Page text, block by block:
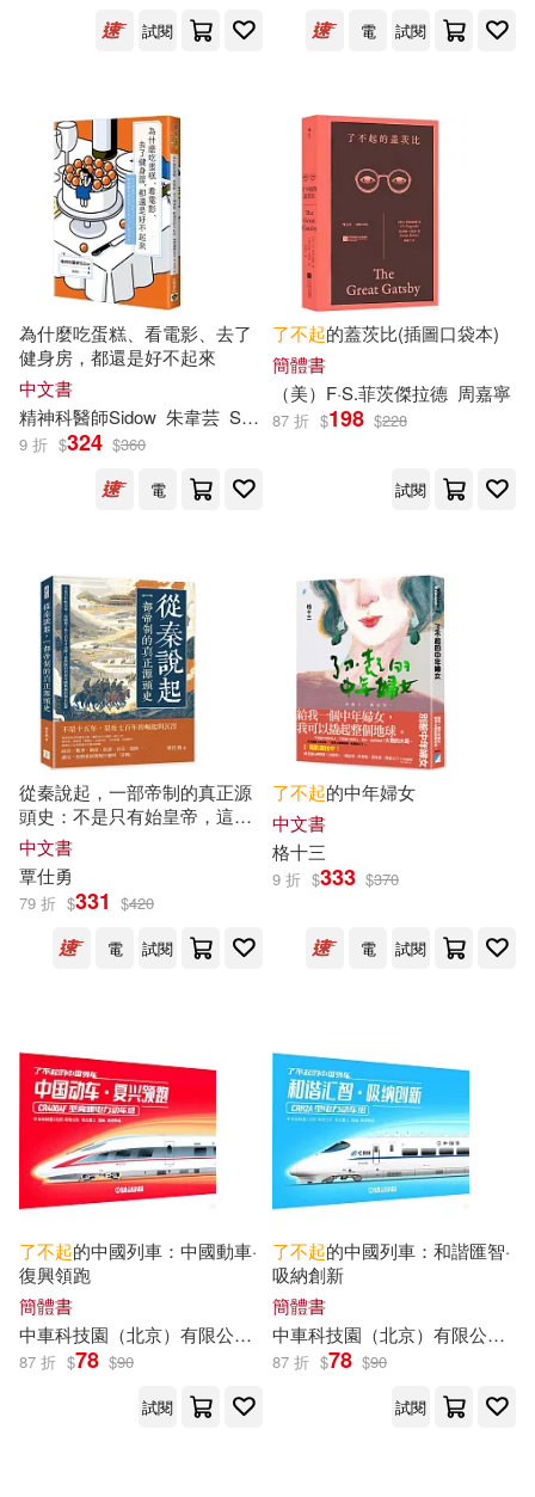
(英)坎貝爾(1) (英)戴維斯(1)
(英)斯特萊德(1)
(英)薩沙·劉易斯(1)
(英)達爾(1) (英)霍奇金森(1)
(英)馬丁(1) <日>冢越寬(1)
F S 菲茨杰拉德(1)
F.S.菲茨傑拉德(1) F.S.）(1)
F.s.）(1) JUDE SCHELL(1)
KADA故事（主編）(1)
Kathy Stinson(1)
[意]盧卡·諾維利 著 繪(1)
[日]堀內誠一著(1)
[澳]瑪蒂爾達·伍茲(1)
[美] 多爾頓·格羅斯（D．Gross）瑪
麗瓊·格羅斯（M．Gross）(1)
上海三聯書店(2)
上海外語教育出版社(2)
上海文藝出版社(2)
上誼文化公司(2)
中國國際廣播出版社(2)
中國對外翻譯出版公司(2)
中國畫報出版社(2)
人民日報出版社(2)
北京工業大學出版社(2)
双美生活文創(2) 台灣角川(2)
四川少年兒童出版社(2)
四川美術出版社(2)
地震出版社(2)
寶瓶文化(2) 小魯文化(2)
廣東經濟出版社(2)
試閱 電 試閱
為什麼吃蛋糕、看電影、去了
健身房，都還是好不起來
中文書
精神科醫師Sidow 朱韋芸 SHIMA
9 折 $324 $360
電
了不起的蓋茨比(插圖口袋本)
簡體書
（美）F·S.菲茨傑拉德 周嘉寧
87 折 $198 $228
試閱
從秦說起，一部帝制的真正源
頭史：不是只有始皇帝，這國
撐了快七百年才出牌!從西陲封
君到帝國興滅的漫長紀錄
中文書
覃仕勇
79 折 $331 $420
電
試閱
了不起的中年婦女
中文書
格十三
9 折 $333 $370
電 試閱
了不起的中國列車：中國動車·
復興領跑
簡體書
中車科技園（北京）有限公司，鐵北重工
87 折 $78 $90
試閱
了不起的中國列車：和諧匯智·
吸納創新
簡體書
中車科技園（北京）有限公司，鐵北重工
87 折 $78 $90
試閱